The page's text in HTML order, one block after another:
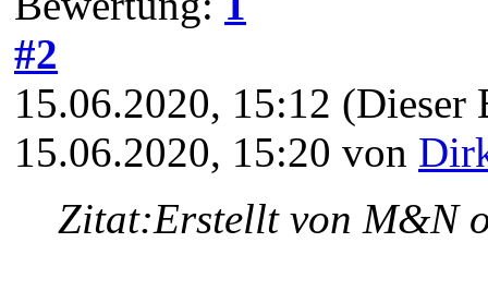
#2
15.06.2020, 15:12 (Dieser
15.06.2020, 15:20 von
Zitat:Erstellt von M&N